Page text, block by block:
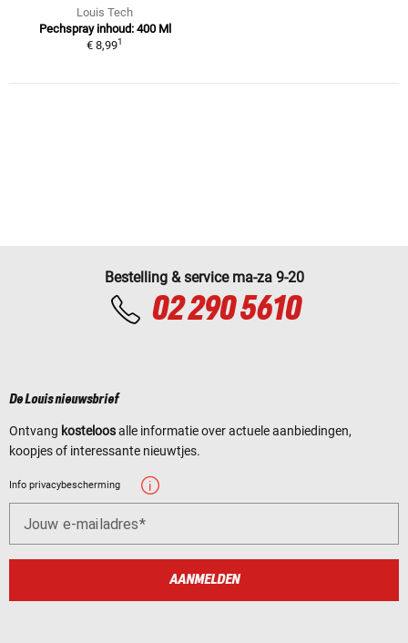
Louis Tech
Pechspray inhoud: 400 Ml
€ 8,991
Bestelling & service ma-za 9-20
02 290 5610
De Louis nieuwsbrief
Ontvang kosteloosalle informatie over actuele aanbiedingen,
koopjes of interessante nieuwtjes.
Info privacybescherming
Jouw e-mailadres
AANMELDEN